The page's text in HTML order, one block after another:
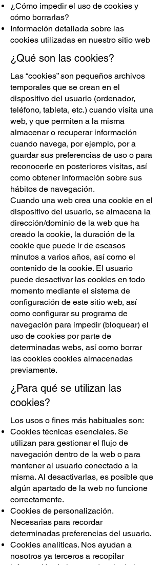
¿Cómo impedir el uso de cookies y
cómo borrarlas?
Información detallada sobre las
cookies utilizadas en nuestro sitio web
¿Qué son las cookies?
Las “cookies” son pequeños archivos
temporales que se crean en el
dispositivo del usuario (ordenador,
teléfono, tableta, etc.) cuando visita una
web, y que permiten a la misma
almacenar o recuperar información
cuando navega, por ejemplo, por a
guardar sus preferencias de uso o para
reconocerle en posteriores visitas, así
como obtener información sobre sus
hábitos de navegación.
Cuando una web crea una cookie en el
dispositivo del usuario, se almacena la
dirección/dominio de la web que ha
creado la cookie, la duración de la
cookie que puede ir de escasos
minutos a varios años, así como el
contenido de la cookie. El usuario
puede desactivar las cookies en todo
momento mediante el sistema de
configuración de este sitio web, así
como configurar su programa de
navegación para impedir (bloquear) el
uso de cookies por parte de
determinadas webs, así como borrar
las cookies cookies almacenadas
previamente.
¿Para qué se utilizan las
cookies?
Los usos o fines más habituales son:
Cookies técnicas esenciales. Se
utilizan para gestionar el flujo de
navegación dentro de la web o para
mantener al usuario conectado a la
misma. Al desactivarlas, es posible que
algún apartado de la web no funcione
correctamente.
Cookies de personalización.
Necesarias para recordar
determinadas preferencias del usuario.
Cookies analíticas. Nos ayudan a
nosotros ya terceros a recopilar